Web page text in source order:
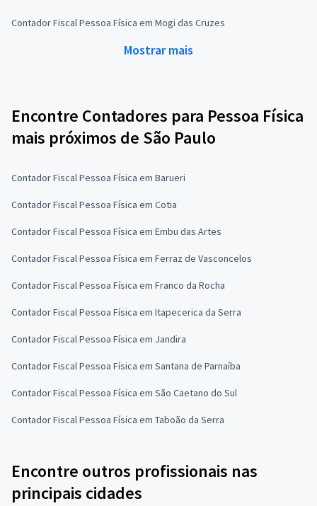
Contador Fiscal Pessoa Física em Mogi das Cruzes
Mostrar mais
Encontre Contadores para Pessoa Física
mais próximos de São Paulo
Contador Fiscal Pessoa Física em Barueri
Contador Fiscal Pessoa Física em Cotia
Contador Fiscal Pessoa Física em Embu das Artes
Contador Fiscal Pessoa Física em Ferraz de Vasconcelos
Contador Fiscal Pessoa Física em Franco da Rocha
Contador Fiscal Pessoa Física em Itapecerica da Serra
Contador Fiscal Pessoa Física em Jandira
Contador Fiscal Pessoa Física em Santana de Parnaíba
Contador Fiscal Pessoa Física em São Caetano do Sul
Contador Fiscal Pessoa Física em Taboão da Serra
Encontre outros profissionais nas
principais cidades